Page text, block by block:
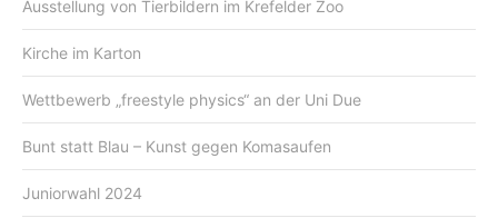
Ausstellung von Tierbildern im Krefelder Zoo
Kirche im Karton
Wettbewerb „freestyle physics“ an der Uni Due
Bunt statt Blau – Kunst gegen Komasaufen
Juniorwahl 2024